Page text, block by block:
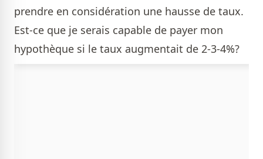
prendre en considération une hausse de taux.
Est-ce que je serais capable de payer mon
hypothèque si le taux augmentait de 2-3-4%?